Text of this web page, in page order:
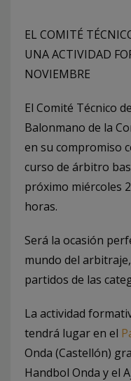
EL COMITÉ
UNA ACTIVIDAD
NOVIEMBRE
El Comité Técnico
Balonmano de la
en su compromiso
curso de árbitro
próximo miércoles
horas.
Será la ocasión
mundo del
partidos de las
La actividad
tendrá lugar en el
Onda (Castellón)
Handbol Onda y el